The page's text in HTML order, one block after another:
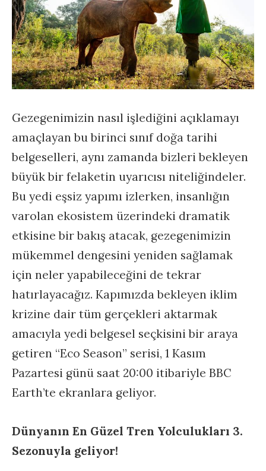
Gezegenimizin nasıl işlediğini açıklamayı
amaçlayan bu birinci sınıf doğa tarihi
belgeselleri, aynı zamanda bizleri bekleyen
büyük bir felaketin uyarıcısı niteliğindeler.
Bu yedi eşsiz yapımı izlerken, insanlığın
varolan ekosistem üzerindeki dramatik
etkisine bir bakış atacak, gezegenimizin
mükemmel dengesini yeniden sağlamak
için neler yapabileceğini de tekrar
hatırlayacağız. Kapımızda bekleyen iklim
krizine dair tüm gerçekleri aktarmak
amacıyla yedi belgesel seçkisini bir araya
getiren “Eco Season” serisi, 1 Kasım
Pazartesi günü saat 20:00 itibariyle BBC
Earth’te ekranlara geliyor.
Dünyanın En Güzel Tren Yolculukları 3.
Sezonuyla geliyor!